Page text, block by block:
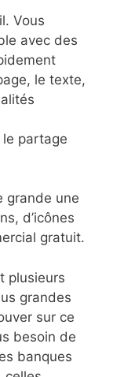
Vous
avec des
le texte,
partage
grande une
d’icônes
gratuit.
plusieurs
grandes
sur ce
besoin de
banques